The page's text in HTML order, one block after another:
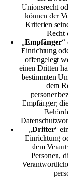
Unionsrecht
können der
Kriterien
Recht
„Empfänger“
Einrichtung
offengelegt
einen Dritten
bestimmten
dem
Empfänger;
„Dritter“
Einrichtung
dem
Personen,